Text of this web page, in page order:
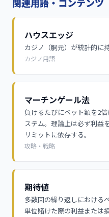
ハウスエッジ
カジノ（胴元）が統計的に
カジノ用語
マーチンゲール法
負けるたびにベット額を2
ステム。理論上は必ず利益
リミットに依存する。
攻略・戦略
期待値
多数回の繰り返しにおける
単位賭けた際の利益または